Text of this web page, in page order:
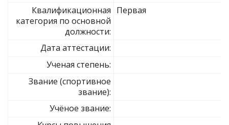
Квалификационная
категория по основной
должности:
Первая
Дата аттестации:
Ученая степень:
Звание (спортивное
звание):
Учёное звание: